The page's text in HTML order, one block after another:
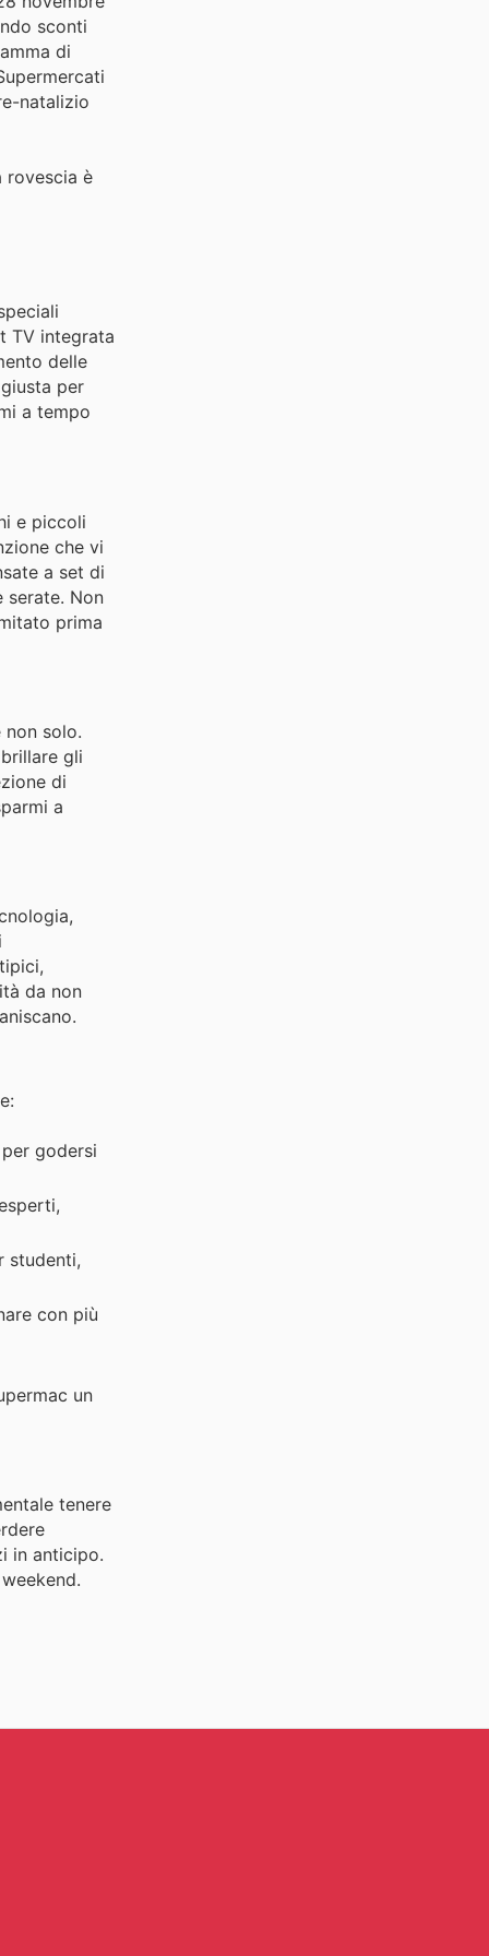
sconti
di
natalizio
rovescia è
TV integrata
delle
per
a tempo
e piccoli
che vi
a set di
serate. Non
prima
solo.
gli
di
a
da non
godersi
studenti,
con più
un
tenere
in anticipo.